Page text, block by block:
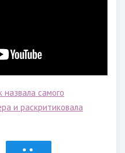
назвала самого
и раскритиковала